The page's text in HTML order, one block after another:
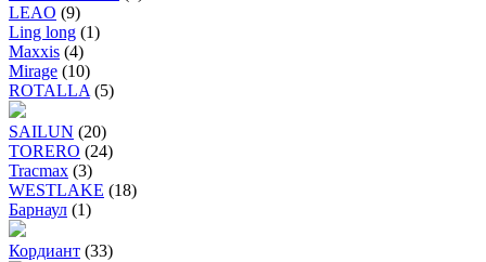
LEAO (9)
Ling long (1)
Maxxis (4)
Mirage (10)
ROTALLA (5)
SAILUN (20)
TORERO (24)
Tracmax (3)
WESTLAKE (18)
Барнаул (1)
Кордиант (33)